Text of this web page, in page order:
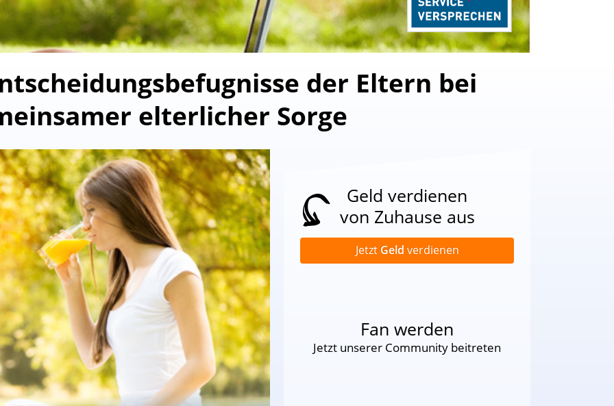
der Eltern bei
elterlicher Sorge
Geld verdienen
von Zuhause aus
Jetzt Geld verdienen
Fan werden
Jetzt unserer Community beitreten